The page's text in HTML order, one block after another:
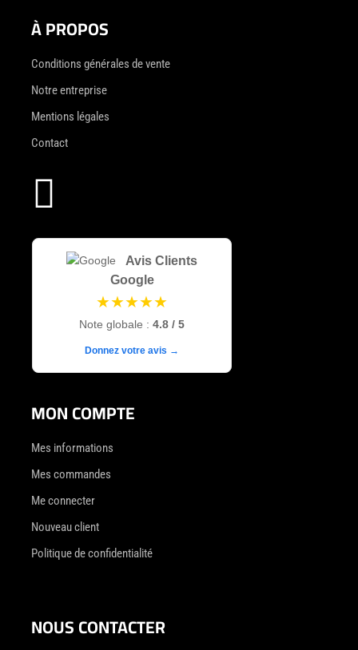
À PROPOS
Conditions générales de vente
Notre entreprise
Mentions légales
Contact

Avis Clients
Google
★★★★★
Note globale : 4.8 / 5
Donnez votre avis →
MON COMPTE
Mes informations
Mes commandes
Me connecter
Nouveau client
Politique de confidentialité
NOUS CONTACTER